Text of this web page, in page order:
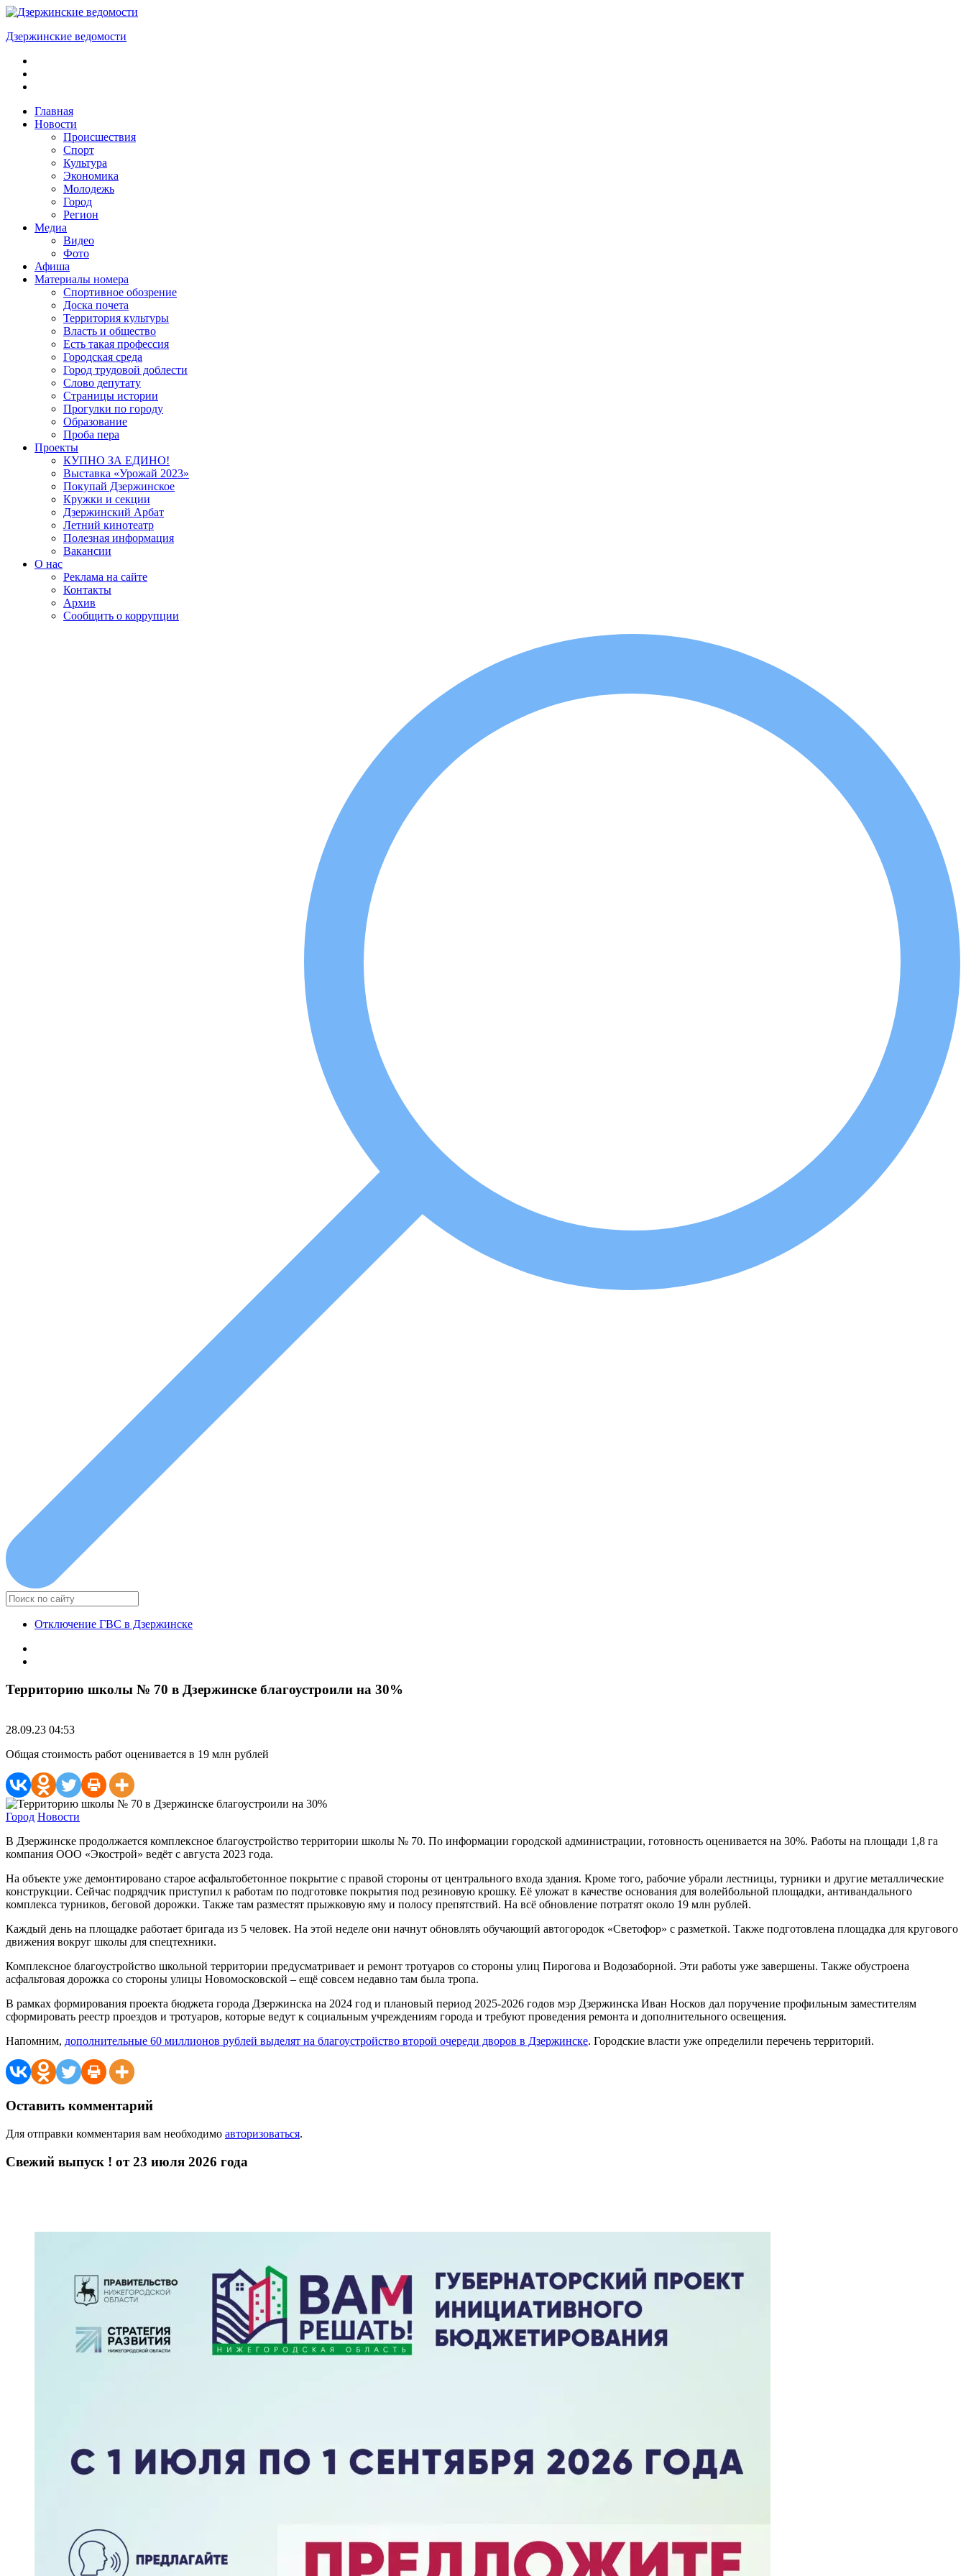
Skip
content
Дзержинские ведомости
ОБЩЕСТВЕННО-
ПОЛИТИЧЕСКАЯ
ГАЗЕТАГлавная
Новости
Происшествия
Спорт
Культура
Экономика
Молодежь
Город
Регион
Медиа
Видео
Фото
Афиша
Материалы номера
Спортивное обозрение
Доска почета
Территория культуры
Власть и общество
Есть такая профессия
Городская среда
Город трудовой доблести
Слово депутату
Страницы истории
Прогулки по городу
Образование
Проба пера
Проекты
КУПНО ЗА ЕДИНО!
Выставка «Урожай 2023»
Покупай Дзержинское
Кружки и секции
Дзержинский Арбат
Летний кинотеатр
Полезная информация
Вакансии
О нас
Реклама на сайте
Контакты
Архив
Сообщить о коррупции
Отключение ГВС в Дзержинске
Территорию школы № 70 в Дзержинске благоустроили на 30%
28.09.23 04:53
Общая стоимость работ оценивается в 19 млн рублей
Город Новости
В Дзержинске продолжается комплексное благоустройство территории школы № 70. По информации городской администрации, готовность оценивается на 30%. Работы на площади 1,8 га
компания ООО «Экострой» ведёт с августа 2023 года.
На объекте уже демонтировано старое асфальтобетонное покрытие с правой стороны от центрального входа здания. Кроме того, рабочие убрали лестницы, турники и другие металлические
конструкции. Сейчас подрядчик приступил к работам по подготовке покрытия под резиновую крошку. Её уложат в качестве основания для волейбольной площадки, антивандального
комплекса турников, беговой дорожки. Также там разместят прыжковую яму и полосу препятствий. На всё обновление потратят около 19 млн рублей.
Каждый день на площадке работает бригада из 5 человек. На этой неделе они начнут обновлять обучающий автогородок «Светофор» с разметкой. Также подготовлена площадка для кругового
движения вокруг школы для спецтехники.
Комплексное благоустройство школьной территории предусматривает и ремонт тротуаров со стороны улиц Пирогова и Водозаборной. Эти работы уже завершены. Также обустроена
асфальтовая дорожка со стороны улицы Новомосковской – ещё совсем недавно там была тропа.
В рамках формирования проекта бюджета города Дзержинска на 2024 год и плановый период 2025-2026 годов мэр Дзержинска Иван Носков дал поручение профильным заместителям
сформировать реестр проездов и тротуаров, которые ведут к социальным учреждениям города и требуют проведения ремонта и дополнительного освещения.
Напомним, дополнительные 60 миллионов рублей выделят на благоустройство второй очереди дворов в Дзержинске. Городские власти уже определили перечень территорий.
Оставить комментарий
Для отправки комментария вам необходимо авторизоваться.
Свежий выпуск ! от 23 июля 2026 года